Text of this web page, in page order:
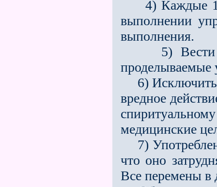
4) Каждые 14
выполнении
выполнения.
5) Вести
проделываемые
6) Исключить
вредное
медицинские
7)
что оно
Все перемены в